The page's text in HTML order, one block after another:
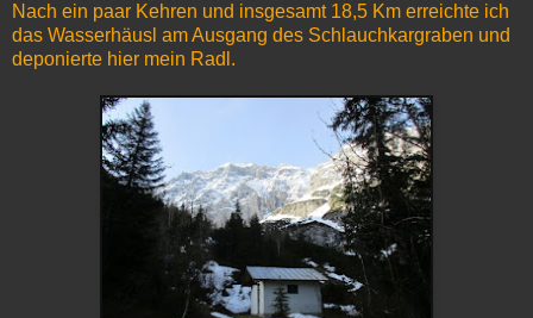
Nach ein paar Kehren und insgesamt 18,5 Km erreichte ich
das Wasserhäusl am Ausgang des Schlauchkargraben und
deponierte hier mein Radl.